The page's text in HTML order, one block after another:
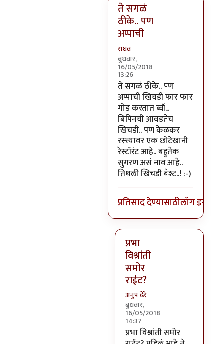
ते सगळं
ठीके.. पण
अप्पाची
राघव
बुधवार,
16/05/2018
13:26
In reply toभिलवडीला फक्त दूध
ते सगळं ठीके.. पण
अप्पाची खिचडी फार फार
गोड करतात ब्वॉ...
बिपिनची आवडतेच
खिचडी.. पण केळकर
रस्त्त्यावर एक छोटेखानी
रेस्टॉरंट आहे.. बहुतेक
सुगरण असं नाव आहे..
तिथली खिचडी बेश्ट..! :-)
प्रतिसाद देण्यासाठीलॉग इन करा
प्रभा
विश्रांती
समोर
राईट?
अनुप ढेरे
बुधवार,
16/05/2018
14:37
In reply toते सगळं ठीके.. पण
प्रभा विश्रांती समोर